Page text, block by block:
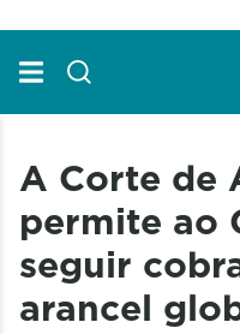
A Corte de
permite ao
seguir
arancel